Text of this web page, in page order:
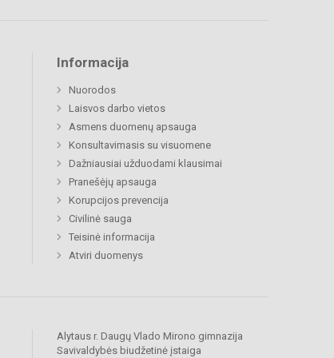
Informacija
Nuorodos
Laisvos darbo vietos
Asmens duomenų apsauga
Konsultavimasis su visuomene
Dažniausiai užduodami klausimai
Pranešėjų apsauga
Korupcijos prevencija
Civilinė sauga
Teisinė informacija
Atviri duomenys
Alytaus r. Daugų Vlado Mirono gimnazija
Savivaldybės biudžetinė įstaiga